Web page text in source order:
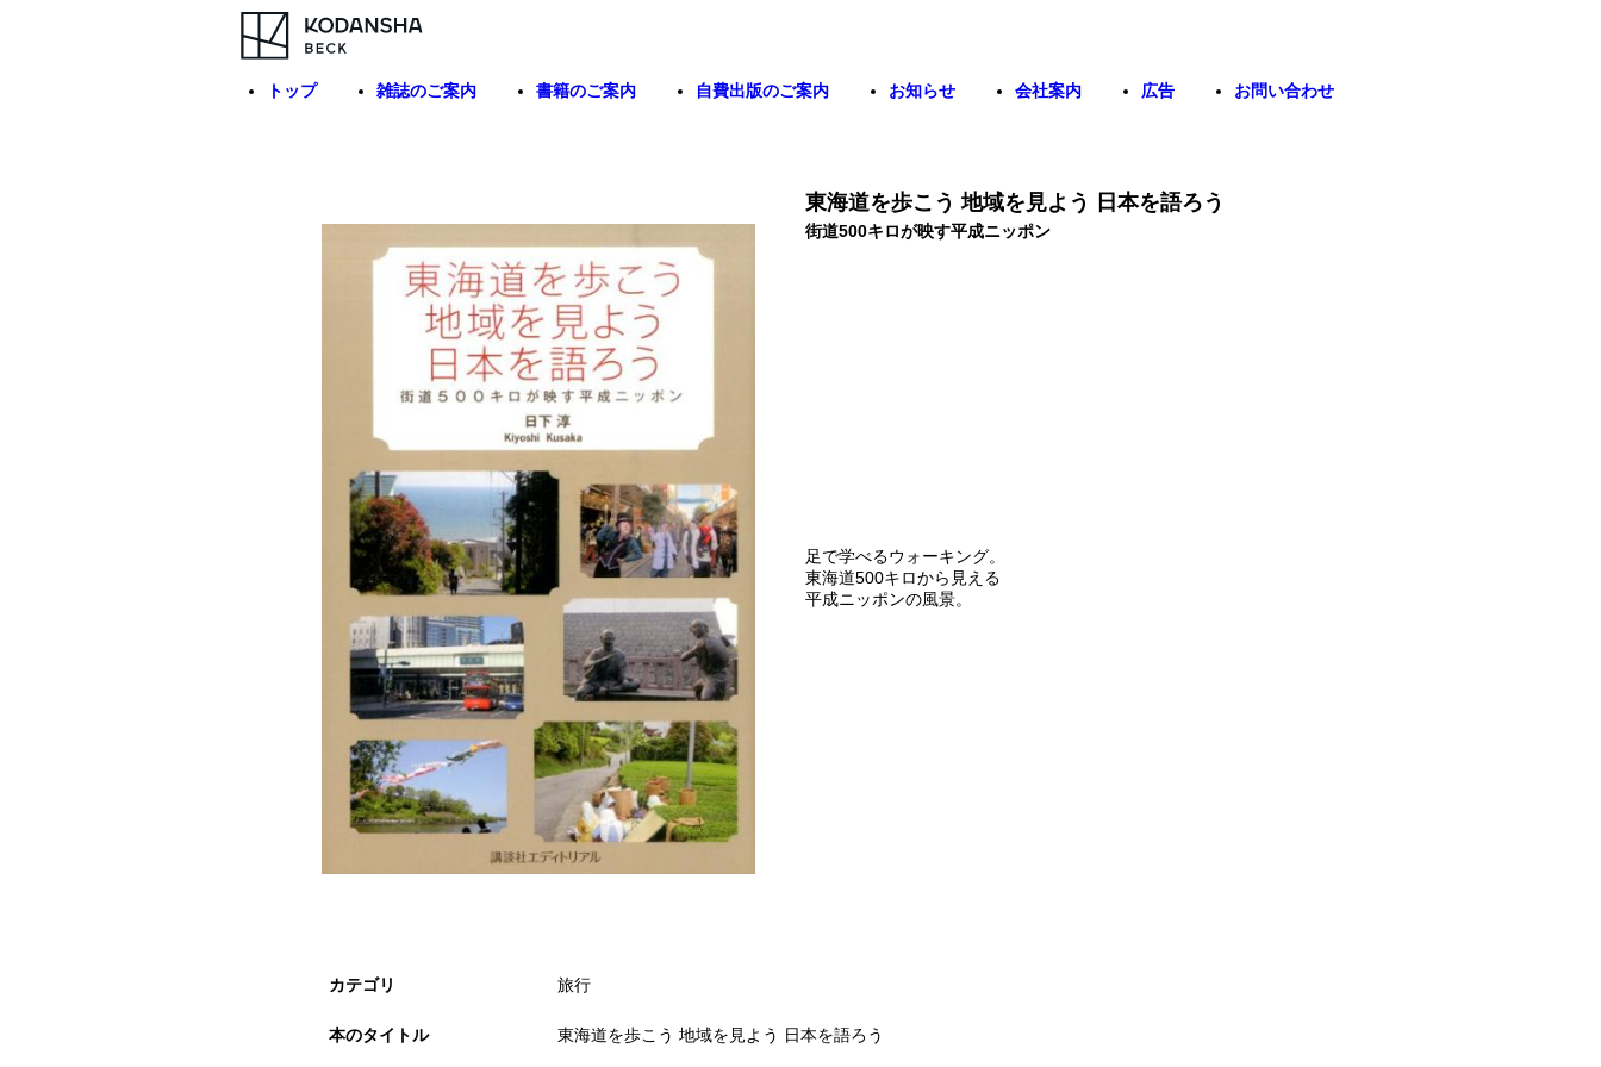
トップ 雑誌のご案内 書籍のご案内 自費出版のご案内 お知らせ 会社案内 広告 お問い合わせ
東海道を歩こう 地域を見よう 日本を語ろう
街道500キロが映す平成ニッポン
足で学べるウォーキング。
東海道500キロから見える
平成ニッポンの風景。
カテゴリ 旅行
本のタイトル 東海道を歩こう 地域を見よう 日本を語ろう